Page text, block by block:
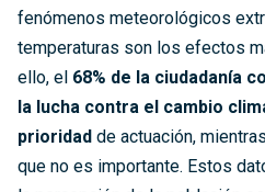
fenómenos meteorológicos
temperaturas son los efectos
ello, el 68% de la ciudadanía
la lucha contra el cambio
prioridad de actuación,
que no es importante. Estos